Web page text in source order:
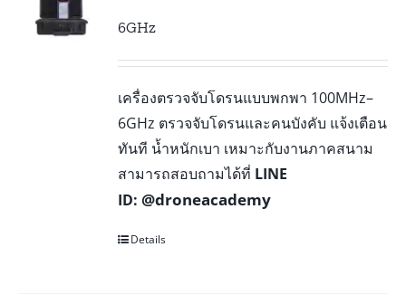
6GHz
เครื่องตรวจจับโดรนแบบพกพา 100MHz–
6GHz ตรวจจับโดรนและคนบังคับ แจ้งเตือน
ทันที น้ำหนักเบา เหมาะกับงานภาคสนาม
สามารถสอบถามได้ที่ LINE
ID:@droneacademy
Details